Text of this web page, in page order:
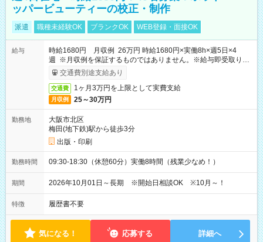
ッパービューティーの校正・制作
派遣 職種未経験OK ブランクOK WEB登録・面接OK
給与
時給1680円 月収例 26万円 時給1680円×実働8h×週5日×4
週 ※月収例を保証するものではありません。※給与即受取りサ
ービス利用可（利用条件有）
交通費別途支給あり
交通費 1ヶ月3万円を上限として実費支給
月収例 25～30万円
勤務地
大阪市北区
梅田(地下鉄)駅から徒歩3分
出版・印刷
勤務時間 09:30-18:30（休憩60分）実働8時間（残業少なめ！）
期間 2026年10月01日～長期 ※開始日相談OK ※10月～！
特徴 履歴書不要
気になる！ 応募する 詳細へ